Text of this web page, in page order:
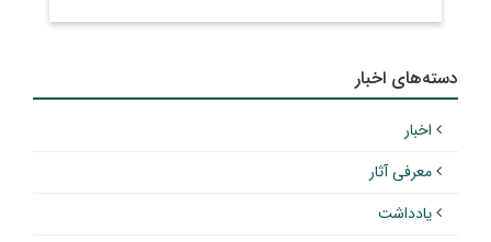
دسته‌های اخبار
اخبار
معرفی آثار
یادداشت